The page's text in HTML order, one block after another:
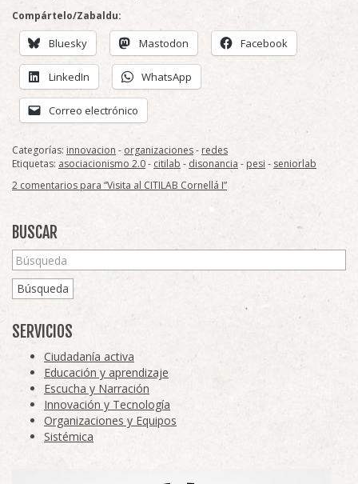
Compártelo/Zabaldu:
Bluesky Mastodon Facebook
LinkedIn WhatsApp
Correo electrónico
Categorías: innovacion - organizaciones- redes
Etiquetas: asociacionismo 2.0- citilab - disonancia - pesi - seniorlab
2 comentarios para “Visita al CITILAB Cornellá I”
BUSCAR
Búsqueda
SERVICIOS
Ciudadanía activa
Educación y aprendizaje
Escucha y Narración
Innovación y Tecnología
Organizaciones y Equipos
Sistémica